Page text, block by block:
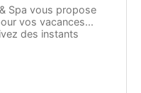
Spa vous propose
vos vacances...
des instants